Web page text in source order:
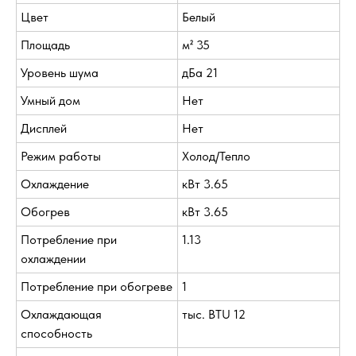
Цвет
Белый
Площадь
м² 35
Уровень шума
дБа 21
Умный дом
Нет
Дисплей
Нет
Режим работы
Холод/Тепло
Охлаждение
кВт 3.65
Обогрев
кВт 3.65
Потребление при
охлаждении
1.13
Потребление при обогреве
1
Охлаждающая
способность
тыс. BTU 12